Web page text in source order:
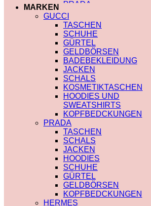
SAINT LAURENT
VERSACE
SCHALS
CHLOE
FENDI
GUCCI
LOUIS VUITTON
PRADA
SAINT LAURENT
SCHULTERRIEMEN
DIOR
LOUIS VUITTON
STRUMPFHOSEN
GUCCI
KOSMETIKTASCHEN
GUCCI
LOUIS VUITTON
SAINT LAURENT
PRADA
TRENCHCOAT
BURBERRY
PRADA
SOCKEN
GUCCI
SHORTS
BURBERRY
POLO
BURBERRY
CHLOE
GUCCI
MONCLER
HOODIES UND
SWEATSHIRTS
AMI PARIS
BURBERRY
FENDI
GUCCI
LOUIS VUITTON
MIU MIU
PRADA
SAINT LAURENT
MARKEN
GUCCI
TASCHEN
SCHUHE
GÜRTEL
GELDBÖRSEN
BADEBEKLEIDUNG
JACKEN
SCHALS
KOSMETIKTASCHEN
HOODIES UND
SWEATSHIRTS
KOPFBEDCKUNGEN
PRADA
TASCHEN
SCHALS
JACKEN
HOODIES
SCHUHE
GÜRTEL
GELDBÖRSEN
KOPFBEDCKUNGEN
HERMES